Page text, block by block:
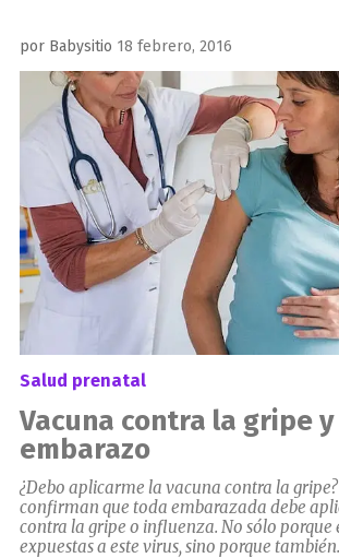
por Babysitio Publicado
el
18 febrero, 2016
Salud prenatal
Vacuna contra la gripe y
embarazo
¿Debo aplicarme la vacuna contra la
confirman que toda embarazada debe
contra la gripe o influenza. No sólo porque
expuestas a este virus, sino porque